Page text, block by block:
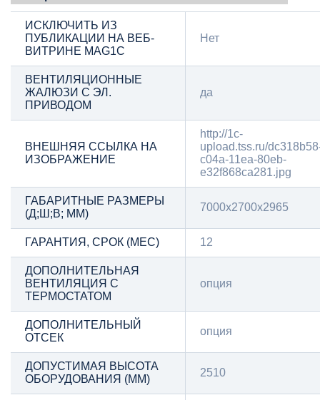
ИСКЛЮЧИТЬ ИЗ
ПУБЛИКАЦИИ НА ВЕБ-
ВИТРИНЕ MAG1C
Нет
ВЕНТИЛЯЦИОННЫЕ
ЖАЛЮЗИ С ЭЛ.
ПРИВОДОМ
да
ВНЕШНЯЯ ССЫЛКА НА
ИЗОБРАЖЕНИЕ
http://1c-
upload.tss.ru/
c04a-11ea-80eb-
e32f868ca281.jpg
ГАБАРИТНЫЕ РАЗМЕРЫ
(Д;Ш;В; ММ)
7000х2700х2965
ГАРАНТИЯ, СРОК (МЕС) 12
ДОПОЛНИТЕЛЬНАЯ
ВЕНТИЛЯЦИЯ С
ТЕРМОСТАТОМ
опция
ДОПОЛНИТЕЛЬНЫЙ
ОТСЕК
опция
ДОПУСТИМАЯ ВЫСОТА
ОБОРУДОВАНИЯ (ММ)
2510